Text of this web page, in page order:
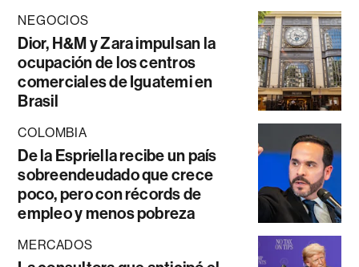
NEGOCIOS
Dior, H&M y Zara impulsan la
ocupación de los centros
comerciales de Iguatemi en
Brasil
COLOMBIA
De la Espriella recibe un país
sobreendeudado que crece
poco, pero con récords de
empleo y menos pobreza
MERCADOS